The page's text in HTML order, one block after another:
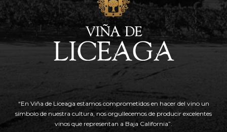
“En Viña de Liceaga estamos comprometidos en hacer del vino un
símbolo de nuestra cultura, nos orgullecemos de producir excelentes
vinos que representan a Baja California”.